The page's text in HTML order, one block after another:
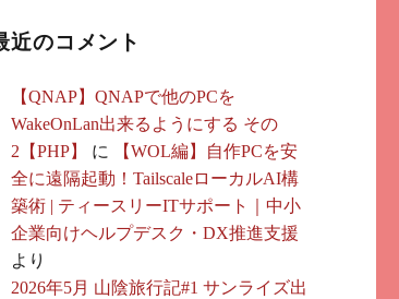
近のコメント
【QNAP】QNAPで他のPCを
WakeOnLan出来るようにする その
2【PHP】
に
【WOL編】自作PCを安
全に遠隔起動！TailscaleローカルAI構
築術 | ティースリーITサポート｜中小
企業向けヘルプデスク・DX推進支援
より
2026年5月 山陰旅行記#1 サンライズ出